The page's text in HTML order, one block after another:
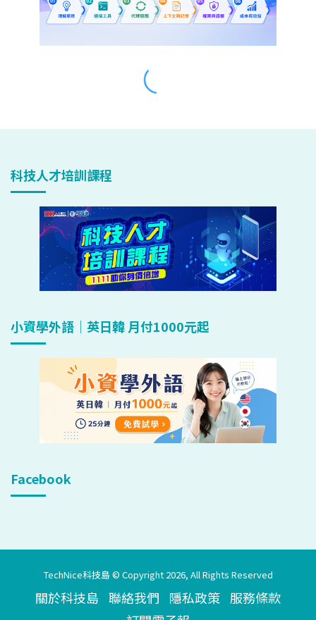
科技人才培訓課程
小資學外語｜英日韓 月付1000元起
Facebook
TechNice科技島 © Copyright 2026, All Rights Reserved
關於科技島 聯絡我們 隱私政策 服務條款